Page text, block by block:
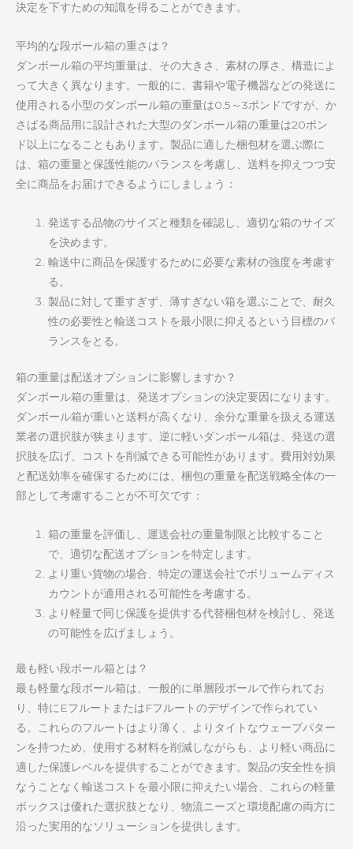
決定を下すための知識を得ることができます。
平均的な段ボール箱の重さは？
ダンボール箱の平均重量は、その大きさ、素材の厚さ、構造によ
って大きく異なります。一般的に、書籍や電子機器などの発送に
使用される小型のダンボール箱の重量は0.5～3ポンドですが、か
さばる商品用に設計された大型のダンボール箱の重量は20ポン
ド以上になることもあります。製品に適した梱包材を選ぶ際に
は、箱の重量と保護性能のバランスを考慮し、送料を抑えつつ安
全に商品をお届けできるようにしましょう：
発送する品物のサイズと種類を確認し、適切な箱のサイズ
を決めます。
輸送中に商品を保護するために必要な素材の強度を考慮す
る。
製品に対して重すぎず、薄すぎない箱を選ぶことで、耐久
性の必要性と輸送コストを最小限に抑えるという目標のバ
ランスをとる。
箱の重量は配送オプションに影響しますか？
ダンボール箱の重量は、発送オプションの決定要因になります。
ダンボール箱が重いと送料が高くなり、余分な重量を扱える運送
業者の選択肢が狭まります。逆に軽いダンボール箱は、発送の選
択肢を広げ、コストを削減できる可能性があります。費用対効果
と配送効率を確保するためには、梱包の重量を配送戦略全体の一
部として考慮することが不可欠です：
箱の重量を評価し、運送会社の重量制限と比較すること
で、適切な配送オプションを特定します。
より重い貨物の場合、特定の運送会社でボリュームディス
カウントが適用される可能性を考慮する。
より軽量で同じ保護を提供する代替梱包材を検討し、発送
の可能性を広げましょう。
最も軽い段ボール箱とは？
最も軽量な段ボール箱は、一般的に単層段ボールで作られてお
り、特にEフルートまたはFフルートのデザインで作られてい
る。これらのフルートはより薄く、よりタイトなウェーブパター
ンを持つため、使用する材料を削減しながらも、より軽い商品に
適した保護レベルを提供することができます。製品の安全性を損
なうことなく輸送コストを最小限に抑えたい場合、これらの軽量
ボックスは優れた選択肢となり、物流ニーズと環境配慮の両方に
沿った実用的なソリューションを提供します。